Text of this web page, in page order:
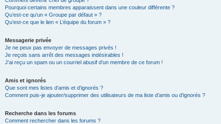
Pourquoi certains membres apparaissent dans une couleur différente ?
Qu’est-ce qu’un « Groupe par défaut » ?
Qu’est-ce que le lien « L’équipe du forum » ?
Messagerie privée
Je ne peux pas envoyer de messages privés !
Je reçois sans arrêt des messages indésirables !
J’ai reçu un spam ou un courriel abusif d’un membre de ce forum !
Amis et ignorés
Que sont mes listes d’amis et d’ignorés ?
Comment puis-je ajouter/supprimer des utilisateurs de ma liste d’amis ou d’ignorés ?
Recherche dans les forums
Comment rechercher dans les forums ?